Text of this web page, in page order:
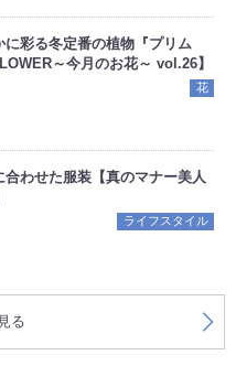
に彩る冬定番の植物『プリム
～今月のお花～ vol.26】
花
合わせた服装【真のマナー美人
ライフスタイル
る